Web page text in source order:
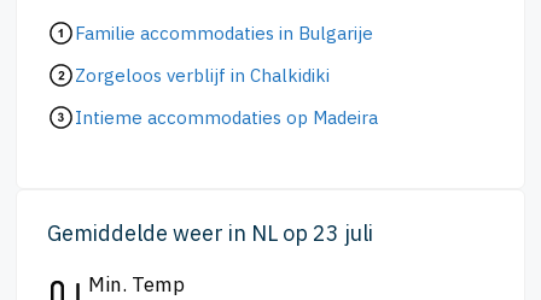
Familie accommodaties in Bulgarije
Zorgeloos verblijf in Chalkidiki
Intieme accommodaties op Madeira
Gemiddelde weer in NL op 23 juli
Min. Temp